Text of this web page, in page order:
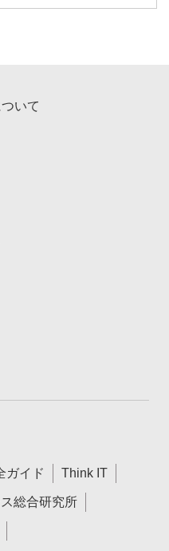
いて
ガイド Think IT
総合研究所